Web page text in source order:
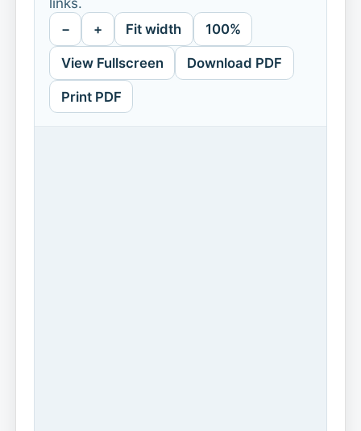
− + Fit width 100%
View Fullscreen Download PDF
Print PDF